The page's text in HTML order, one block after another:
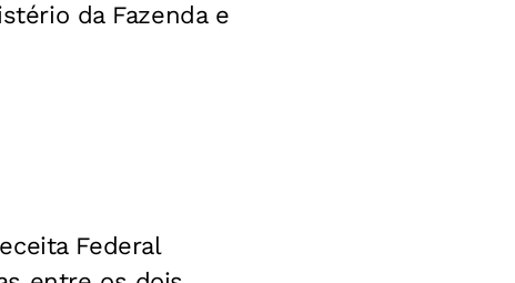
da Fazenda e
Federal